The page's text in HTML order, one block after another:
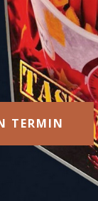
TERMIN